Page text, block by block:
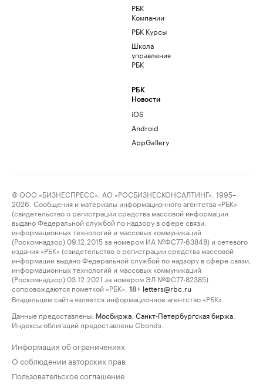
РБК
Компании
РБК Курсы
Школа
управления
РБК
РБК
Новости
iOS
Android
AppGallery
© ООО «БИЗНЕСПРЕСС», АО «РОСБИЗНЕСКОНСАЛТИНГ», 1995–
2026. Сообщения и материалы информационного агентства «РБК»
(свидетельство о регистрации средства массовой информации
выдано Федеральной службой по надзору в сфере связи,
информационных технологий и массовых коммуникаций
(Роскомнадзор) 09.12.2015 за номером ИА №ФС77-63848) и сетевого
издания «РБК» (свидетельство о регистрации средства массовой
информации выдано Федеральной службой по надзору в сфере связи,
информационных технологий и массовых коммуникаций
(Роскомнадзор) 03.12.2021 за номером ЭЛ №ФС77-82385)
сопровождаются пометкой «РБК».
18+ letters@rbc.ru
Владельцем сайта является информационное агентство «РБК».
Данные предоставлены: Мосбиржа Санкт-Петербургская биржа
Индексы облигаций предоставлены Cbonds.
Информация об ограничениях
О соблюдении авторских прав
Пользовательское соглашение